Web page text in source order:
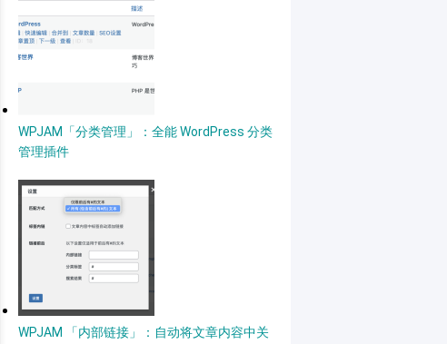
WPJAM「分类管理」：全能 WordPress 分类
管理插件
WPJAM 「内部链接」：自动将文章内容中关